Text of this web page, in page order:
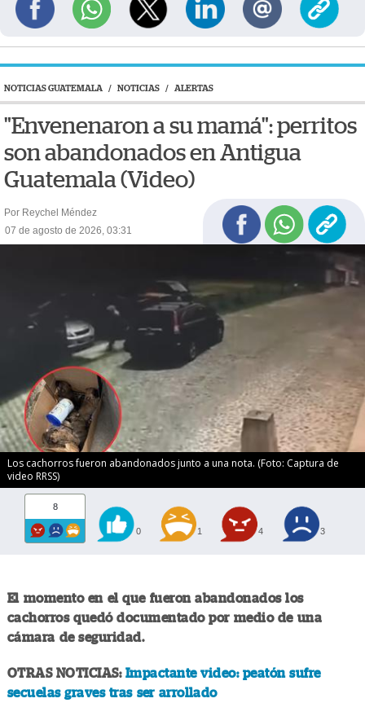
NOTICIAS GUATEMALA / NOTICIAS / ALERTAS
"Envenenaron a su mamá": perritos
son abandonados en Antigua
Guatemala (Video)
Por Reychel Méndez
07 de agosto de 2026, 03:31
Los cachorros fueron abandonados junto a una nota. (Foto: Captura de
video RRSS)
8
0 1 4 3
El momento en el que fueron abandonados los
cachorros quedó documentado por medio de una
cámara de seguridad.
OTRAS NOTICIAS: Impactante video: peatón sufre
secuelas graves tras ser arrollado